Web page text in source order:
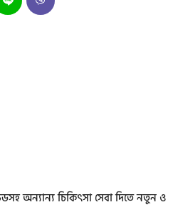
অন্যান্য চিকিৎসা সেবা দিতে নতুন ও